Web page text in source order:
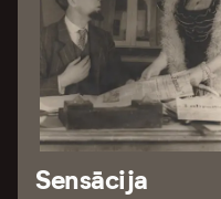
Sensācija